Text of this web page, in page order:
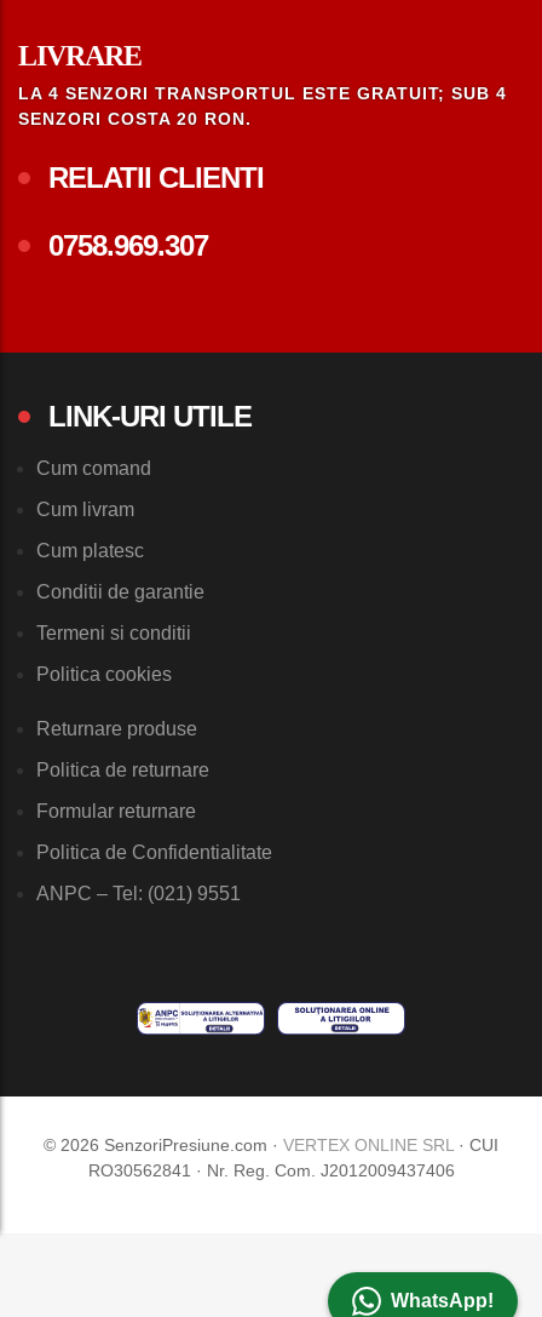
WhatsApp!
LIVRARE
LA 4 SENZORI TRANSPORTUL ESTE GRATUIT; SUB 4
SENZORI COSTA 20 RON.
RELATII CLIENTI
0758.969.307
LINK-URI UTILE
Cum comand
Cum livram
Cum platesc
Conditii de garantie
Termeni si conditii
Politica cookies
Returnare produse
Politica de returnare
Formular returnare
Politica de Confidentialitate
ANPC – Tel: (021) 9551
© 2026 SenzoriPresiune.com · VERTEX ONLINE SRL · CUI
RO30562841 · Nr. Reg. Com. J2012009437406